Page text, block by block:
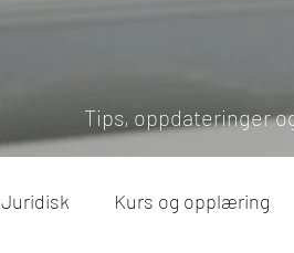
Tips, oppdateringer
Juridisk Kurs og opplæring